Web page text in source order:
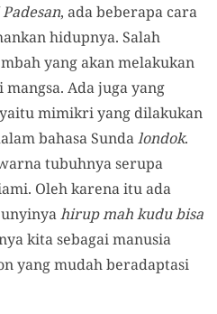
, ada beberapa cara
hidupnya. Salah
yang akan melakukan
Ada juga yang
mimikri yang dilakukan
bahasa Sundalondok.
tubuhnya serupa
Oleh karena itu ada
hirup mah kudu bisa
kita sebagai manusia
yang mudah beradaptasi